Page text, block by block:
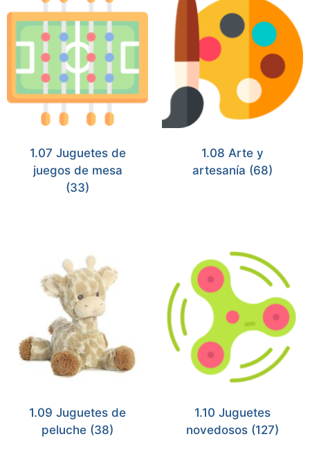
1.07 Juguetes de
juegos de mesa
(33)
1.08 Arte y
artesanía (68)
1.09 Juguetes de
peluche (38)
1.10 Juguetes
novedosos (127)